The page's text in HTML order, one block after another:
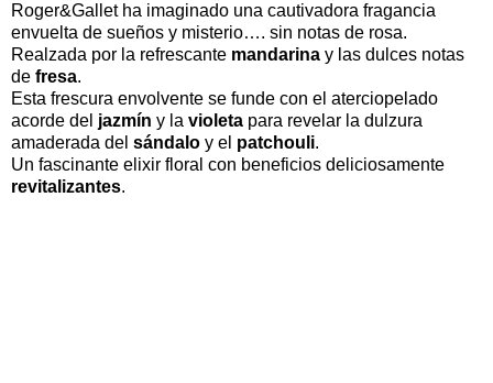
Roger&Gallet ha imaginado una cautivadora fragancia
envuelta de sueños y misterio…. sin notas de rosa.
Realzada por la refrescante mandarina y las dulces notas
de fresa.
Esta frescura envolvente se funde con el aterciopelado
acorde del jazmín y la violeta para revelar la dulzura
amaderada del sándalo y el patchouli.
Un fascinante elixir floral con beneficios deliciosamente
revitalizantes.